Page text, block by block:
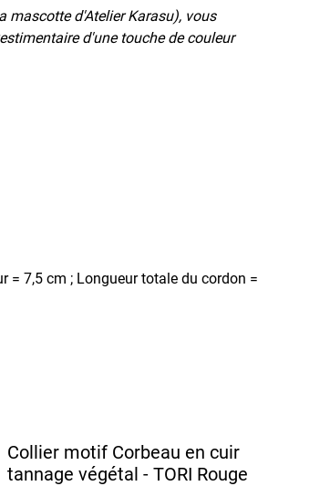
mascotte d'Atelier Karasu), vous
d'une touche de couleur
= 7,5 cm ; Longueur totale du cordon =
Collier motif Corbeau en cuir
tannage végétal - TORI Rouge